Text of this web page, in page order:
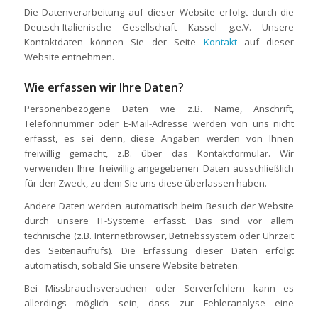
Die Datenverarbeitung auf dieser Website erfolgt durch die
Deutsch-Italienische Gesellschaft Kassel g.e.V. Unsere
Kontaktdaten können Sie der Seite Kontaktauf dieser
Website entnehmen.
Wie erfassen wir Ihre Daten?
Personenbezogene Daten wie z.B. Name, Anschrift,
Telefonnummer oder E-Mail-Adresse werden von uns nicht
erfasst, es sei denn, diese Angaben werden von Ihnen
freiwillig gemacht, z.B. über das Kontaktformular. Wir
verwenden Ihre freiwillig angegebenen Daten ausschließlich
für den Zweck, zu dem Sie uns diese überlassen haben.
Andere Daten werden automatisch beim Besuch der Website
durch unsere IT-Systeme erfasst. Das sind vor allem
technische (z.B. Internetbrowser, Betriebssystem oder Uhrzeit
des Seitenaufrufs). Die Erfassung dieser Daten erfolgt
automatisch, sobald Sie unsere Website betreten.
Bei Missbrauchsversuchen oder Serverfehlern kann es
allerdings möglich sein, dass zur Fehleranalyse eine